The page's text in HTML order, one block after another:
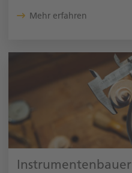
Mehr erfahren
Instrumentenbauer